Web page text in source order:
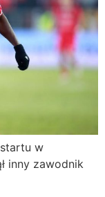
w
inny zawodnik